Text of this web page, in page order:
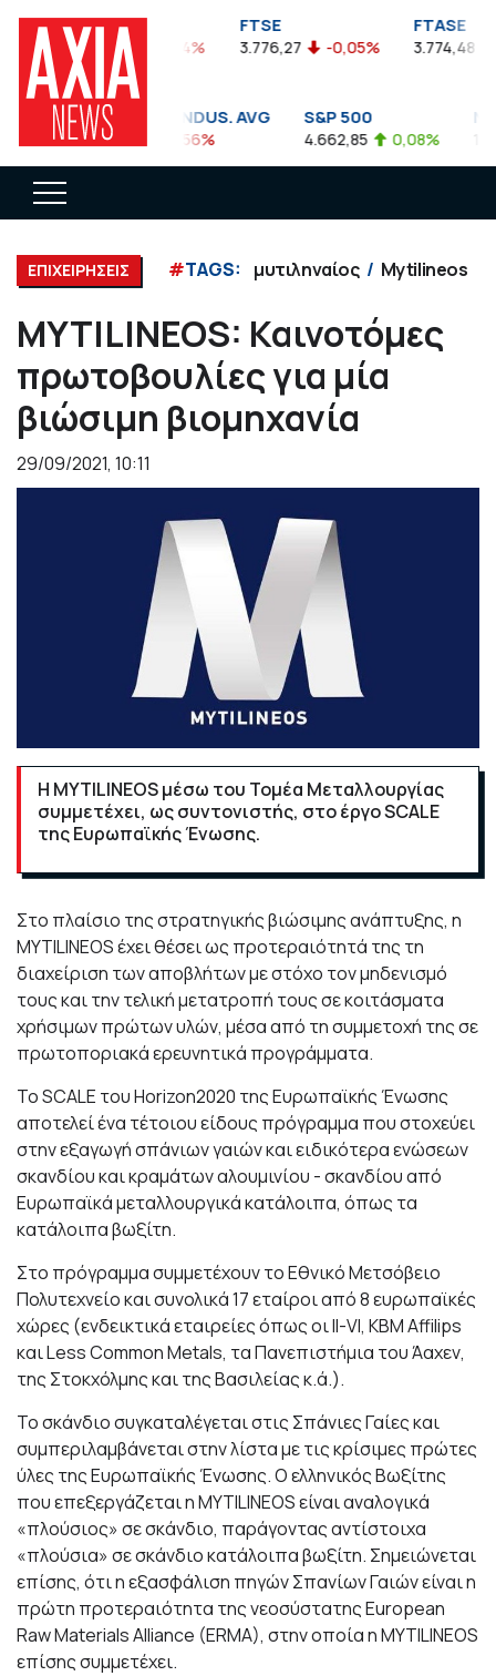
FTSEA
899,47 -0,04%
FTSE
3.776,27 -0,05%
FTASE
3.774,48
DOW JONES INDUS. AVG
35.911,81 -0,56%
S&P 500
4.662,85 0,08%
ΕΠΙΧΕΙΡΗΣΕΙΣ #TAGS: μυτιληναίος Mytilineos
MYTILINEOS: Καινοτόμες
πρωτοβουλίες για μία
βιώσιμη βιομηχανία
29/09/2021, 10:11
Η MYTILINEOSμέσω του Τομέα Μεταλλουργίας
συμμετέχει, ως συντονιστής, στο έργο SCALE
της Ευρωπαϊκής Ένωσης.
Στο πλαίσιο της στρατηγικής βιώσιμης ανάπτυξης, η
MYTILINEOSέχει θέσει ως προτεραιότητά της τη
διαχείριση των αποβλήτων με στόχο τον μηδενισμό
τους και την τελική μετατροπή τους σε κοιτάσματα
χρήσιμων πρώτων υλών, μέσα από τη συμμετοχή της σε
πρωτοποριακά ερευνητικά προγράμματα.
ΤοSCALE τουHorizon2020 της Ευρωπαϊκής Ένωσης
αποτελεί ένα τέτοιου είδους πρόγραμμα που στοχεύει
στην εξαγωγή σπάνιων γαιών και ειδικότερα ενώσεων
σκανδίου και κραμάτων αλουμινίου - σκανδίου από
Ευρωπαϊκά μεταλλουργικά κατάλοιπα, όπως τα
κατάλοιπα βωξίτη.
Στο πρόγραμμα συμμετέχουν το Εθνικό Μετσόβειο
Πολυτεχνείο και συνολικά 17 εταίροι από 8 ευρωπαϊκές
χώρες (ενδεικτικά εταιρείες όπωςοι ΙΙ-VI, ΚΒΜ Αffilips
και Less Common Metals, τα Πανεπιστήμια του Άαχεν,
της Στοκχόλμης και της Bασιλείας κ.ά.).
Το σκάνδιο συγκαταλέγεται στις Σπάνιες Γαίες και
συμπεριλαμβάνεται στην λίστα με τις κρίσιμες πρώτες
ύλες της Ευρωπαϊκής Ένωσης. Ο ελληνικός Βωξίτης
που επεξεργάζεται η MYTILINEOS είναι αναλογικά
«πλούσιος» σε σκάνδιο, παράγοντας αντίστοιχα
«πλούσια» σε σκάνδιο κατάλοιπα βωξίτη. Σημειώνεται
επίσης, ότι η εξασφάλιση πηγών Σπανίων Γαιών είναι η
πρώτη προτεραιότητα της νεοσύστατης European
Raw Materials Alliance (ERMA), στην οποία η MYTILINEOS
επίσης συμμετέχει.